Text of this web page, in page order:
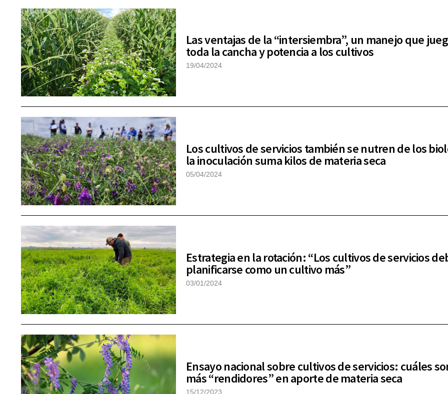
Las ventajas de la “intersiembra”, un manejo que
toda la cancha y potencia a los cultivos
19/04/2024
Los cultivos de servicios también se nutren de los
la inoculación suma kilos de materia seca
05/04/2024
Estrategia en la rotación: “Los cultivos de servicios
planificarse como un cultivo más”
03/01/2024
Ensayo nacional sobre cultivos de servicios: cuáles
más “rendidores” en aporte de materia seca
15/12/2023